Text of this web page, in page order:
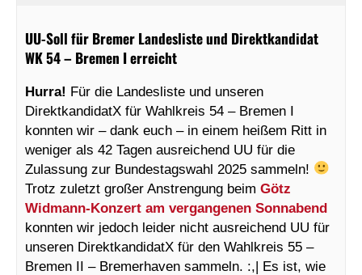
UU-Soll für Bremer Landesliste und Direktkandidat
WK 54 – Bremen I erreicht
Hurra! Für die Landesliste und unseren
DirektkandidatX für Wahlkreis 54 – Bremen I
konnten wir – dank euch – in einem heißem Ritt in
weniger als 42 Tagen ausreichend UU für die
Zulassung zur Bundestagswahl 2025 sammeln!
Trotz zuletzt großer Anstrengung beim Götz
Widmann-Konzert am vergangenen Sonnabend
konnten wir jedoch leider nicht ausreichend UU für
unseren DirektkandidatX für den Wahlkreis 55 –
Bremen II – Bremerhaven sammeln. :,| Es ist, wie